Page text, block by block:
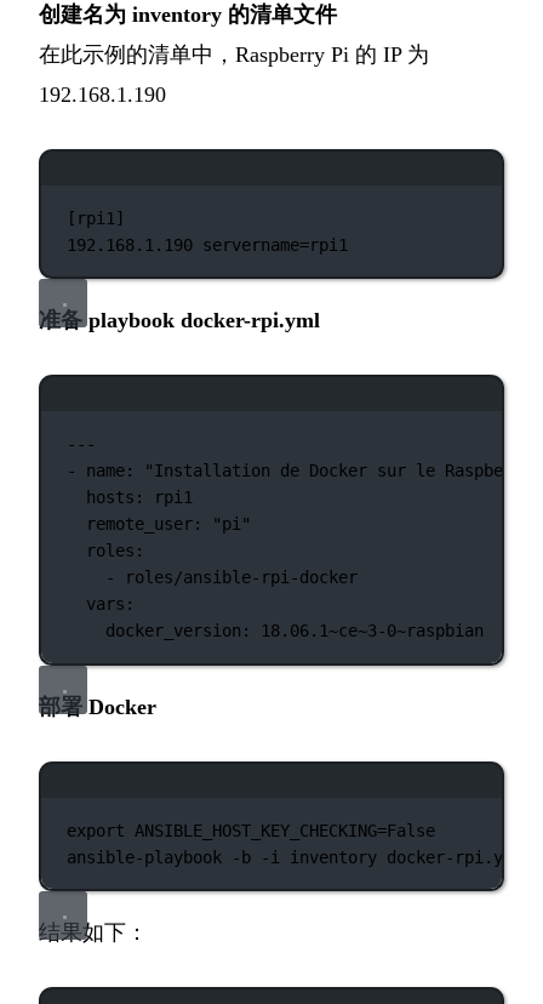
创建名为 inventory 的清单文件
在此示例的清单中，Raspberry Pi 的 IP 为
192.168.1.190
[rpi1]
192.168.1.190 servername=rpi1
准备 playbook docker-rpi.yml
---
-
name:
"Installation de Docker sur le Raspberry
hosts:
rpi1
remote_user:
"pi"
roles:
-
roles/ansible-rpi-docker
vars:
docker_version:
18.06.1~ce~3-0~raspbian
部署 Docker
export ANSIBLE_HOST_KEY_CHECKING=False
ansible-playbook
-b -i inventory docker-rpi.yml
结果如下：